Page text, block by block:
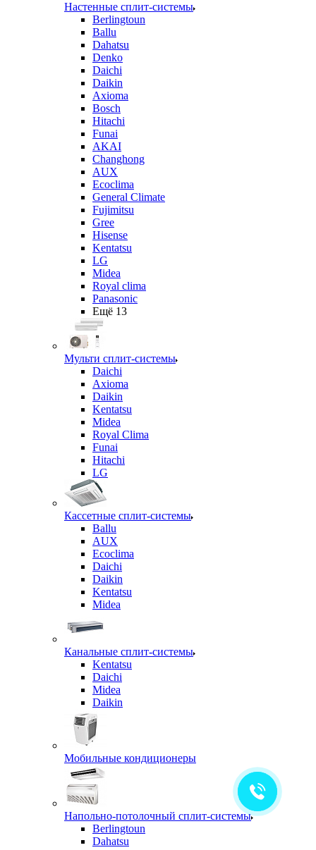
Настенные сплит-системы
Berlingtoun
Ballu
Dahatsu
Denko
Daichi
Daikin
Axioma
Bosch
Hitachi
Funai
AKAI
Changhong
AUX
Ecoclima
General Climate
Fujimitsu
Gree
Hisense
Kentatsu
LG
Midea
Royal clima
Panasonic
Ещё 13
Мульти сплит-системы
Daichi
Axioma
Daikin
Kentatsu
Midea
Royal Clima
Funai
Hitachi
LG
Кассетные сплит-системы
Ballu
AUX
Ecoclima
Daichi
Daikin
Kentatsu
Midea
Канальные сплит-системы
Kentatsu
Daichi
Midea
Daikin
Мобильные кондиционеры
Напольно-потолочный сплит-системы
Berlingtoun
Dahatsu